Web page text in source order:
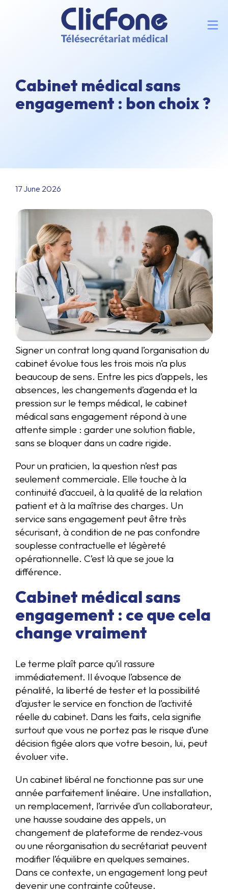
Cabinet médical sans
engagement : bon choix ?
17 June 2026
Signer un contrat long quand l’organisation du
cabinet évolue tous les trois mois n’a plus
beaucoup de sens. Entre les pics d’appels, les
absences, les changements d’agenda et la
pression sur le temps médical, le cabinet
médical sans engagement répond à une
attente simple : garder une solution fiable,
sans se bloquer dans un cadre rigide.
Pour un praticien, la question n’est pas
seulement commerciale. Elle touche à la
continuité d’accueil, à la qualité de la relation
patient et à la maîtrise des charges. Un
service sans engagement peut être très
sécurisant, à condition de ne pas confondre
souplesse contractuelle et légèreté
opérationnelle. C’est là que se joue la
différence.
Cabinet médical sans
engagement : ce que cela
change vraiment
Le terme plaît parce qu’il rassure
immédiatement. Il évoque l’absence de
pénalité, la liberté de tester et la possibilité
d’ajuster le service en fonction de l’activité
réelle du cabinet. Dans les faits, cela signifie
surtout que vous ne portez pas le risque d’une
décision figée alors que votre besoin, lui, peut
évoluer vite.
Un cabinet libéral ne fonctionne pas sur une
année parfaitement linéaire. Une installation,
un remplacement, l’arrivée d’un collaborateur,
une hausse soudaine des appels, un
changement de plateforme de rendez-vous
ou une réorganisation du secrétariat peuvent
modifier l’équilibre en quelques semaines.
Dans ce contexte, un engagement long peut
devenir une contrainte coûteuse.